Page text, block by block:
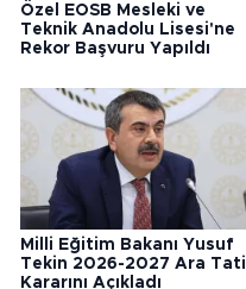
Özel EOSB Mesleki ve
Teknik Anadolu Lisesi'ne
Rekor Başvuru Yapıldı
Milli Eğitim Bakanı Yusuf
Tekin 2026-2027 Ara Tatil
Kararını Açıkladı